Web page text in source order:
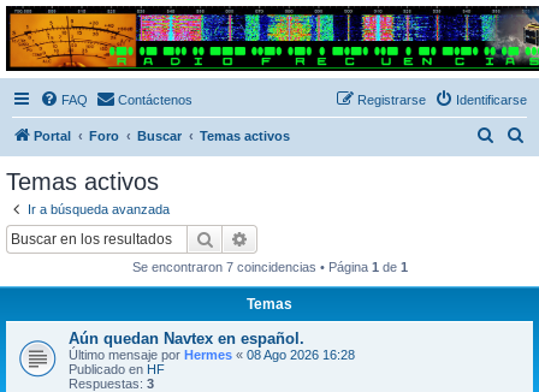
Radio Frecuencias
Foro de Radio Frecuencias
FAQ Contáctenos Identificarse
Registrarse
Portal Foro Buscar Temas activos
Temas activos
Ir a búsqueda avanzada
Buscar
Se encontraron 7 coincidencias • Página 1 de 1
Temas
Aún quedan Navtex en español.
Último mensaje por Hermes « 08 Ago 2026 16:28
Publicado en HF
Respuestas: 3